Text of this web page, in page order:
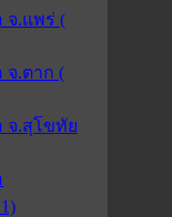
จ.แพร่ (
จ.ตาก (
จ.สุโขทัย